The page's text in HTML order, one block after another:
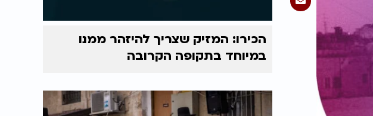
הכירו: המזיק שצריך להיזהר ממנו
במיוחד בתקופה הקרובה